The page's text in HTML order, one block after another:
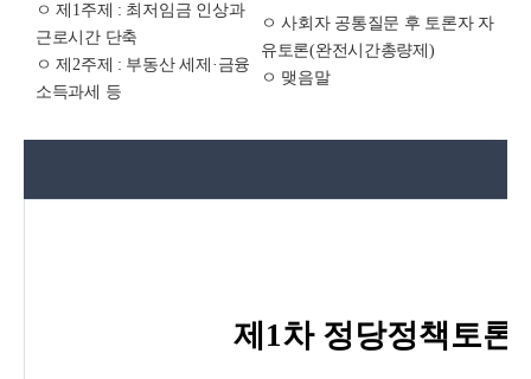
ㅇ 제1주제 : 최저임금 인상과
근로시간 단축
ㅇ 제2주제 : 부동산 세제·금융
소득과세 등
ㅇ 사회자 공통질문 후 토론자 자
유토론(완전시간총량제)
ㅇ 맺음말